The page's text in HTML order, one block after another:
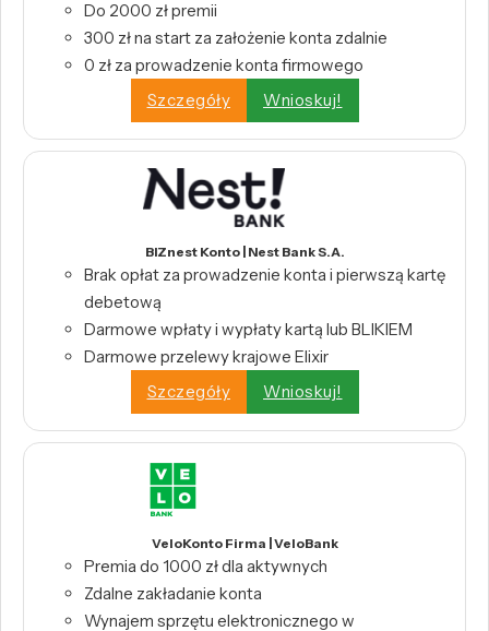
Do 2000 zł premii
300 zł na start za założenie konta zdalnie
0 zł za prowadzenie konta firmowego
Szczegóły
Wnioskuj!
BIZnest Konto | Nest Bank S.A.
Brak opłat za prowadzenie konta i pierwszą kartę
debetową
Darmowe wpłaty i wypłaty kartą lub BLIKIEM
Darmowe przelewy krajowe Elixir
Szczegóły
Wnioskuj!
VeloKonto Firma | VeloBank
Premia do 1000 zł dla aktywnych
Zdalne zakładanie konta
Wynajem sprzętu elektronicznego w